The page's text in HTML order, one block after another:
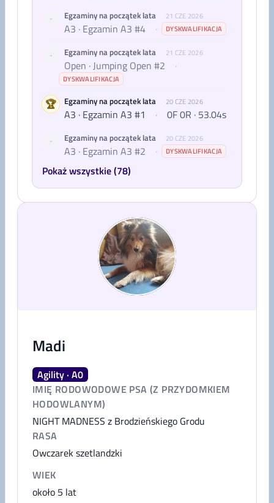
- Egzaminy na początek lata 21 CZE 2026
A3 · Egzamin A3 #4 · DYSKWALIFIKACJA
- Egzaminy na początek lata 21 CZE 2026
Open · Jumping Open #2 ·
DYSKWALIFIKACJA
🏆 Egzaminy na początek lata 20 CZE 2026
A3 · Egzamin A3 #1 · 0F 0R · 53.04s
- Egzaminy na początek lata 20 CZE 2026
A3 · Egzamin A3 #2 · DYSKWALIFIKACJA
Pokaż wszystkie (78)
Madi
Agility · A0
IMIĘ RODOWODOWE PSA (Z PRZYDOMKIEM
HODOWLANYM)
NIGHT MADNESS z Brodzieńskiego Grodu
RASA
Owczarek szetlandzki
WIEK
około 5 lat